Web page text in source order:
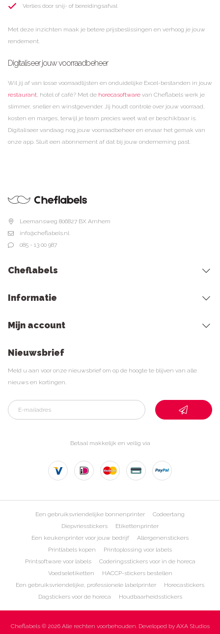
Verlies door snij- of bereidingsafval
Met deze inzichten maak je betere prijsbeslissingen en verhoog je jouw
rendement.
Digitaliseer jouw voorraadbeheer
Wil jij af van losse voorraadlijsten en onduidelijke Excel-bestanden in jouw
restaurant, hotel of café? Met de horecasoftware van Cheflabels werk je
slimmer, sneller en winstgevender. Jij houdt controle over jouw voorraad,
kosten en marges, terwijl je team precies weet wat er beschikbaar is.
Digitaliseer vandaag nog jouw voorraadbeheer en ervaar het gemak van
onze app. Sluit een abonnement af dat bij jouw onderneming past.
Leemansweg 806827 BX Arnhem
info@cheflabels.nl
085 - 13 00 987
Cheflabels
Informatie
Mijn account
Nieuwsbrief
Meld u aan voor onze nieuwsbrief om op de hoogte te blijven van alle
nieuws en kortingen.
Betaal makkelijk en veilig via
Een gebruiksvriendelijke bonnenprinter
Codeertang
Diepvriesstickers
Etikettenprinter
Een keukenprinter voor jouw bedrijf
Allergenenstickers
Printlabels kopen
Printoplossing voor labels
Printsoftware voor labels
Coderingsstickers voor in de horeca
Voedseletiketten
HACCP-stickers bestellen
Een gebruiksvriendelijke, professionele labelprinter
Horecastickers
Dagstickers voor de horeca
Houdbaarheidsstickers
Cheflabels © 2026 Alle rechten voorbehouden. Developed by AXA Studios